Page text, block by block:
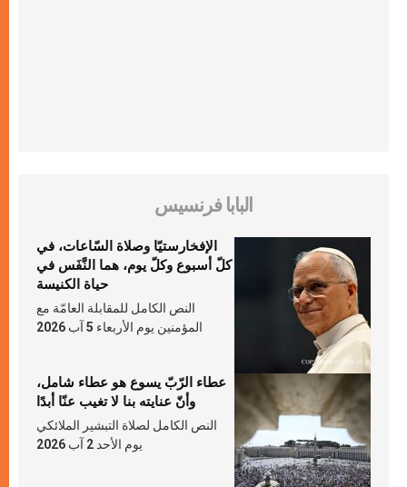
البابا فرنسيس
الإفخارستيّا وصلاة السّاعات، في
كلّ أسبوع وكلّ يوم، هما النَّفَس في
حياة الكنيسة
النص الكامل للمقابلة العامّة مع
المؤمنين يوم الأربعاء 5 آب 2026
عطاء الرّبّ يسوع هو عطاء شامل،
وأنّ عنايته بنا لا تغيب عنّا أبدًا
النص الكامل لصلاة التبشير الملائكي
يوم الأحد 2 آب 2026